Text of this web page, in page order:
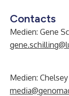
Contacts
Medien: Gene
Medien: